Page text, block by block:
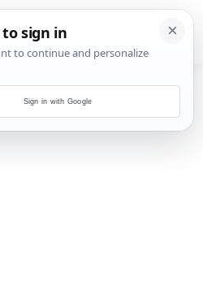
Sign in with Google